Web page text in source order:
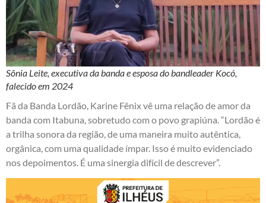
Sônia Leite, executiva da banda e esposa do bandleader Kocó,
falecido em 2024
Fã da Banda Lordão, Karine Fênix vê uma relação de amor da
banda com Itabuna, sobretudo com o povo grapiúna. “Lordão é
a trilha sonora da região, de uma maneira muito autêntica,
orgânica, com uma qualidade ímpar. Isso é muito evidenciado
nos depoimentos. É uma sinergia difícil de descrever”.